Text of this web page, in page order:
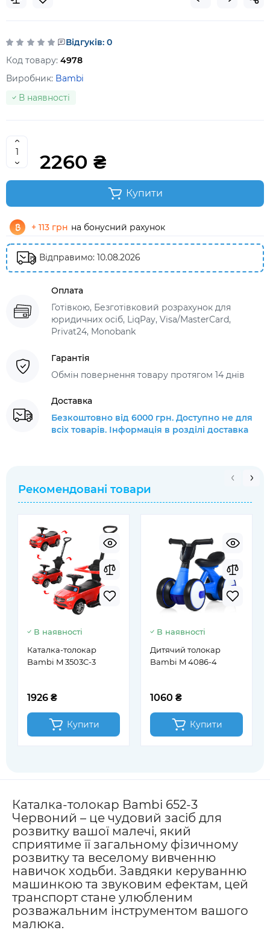
Відгуків: 0
Код товару: 4978
Виробник: Bambi
В наявності
2260 ₴
Купити
+ 113 грн на бонусний рахунок
Відправимо: 10.08.2026
Оплата
Готівкою, Безготівковий розрахунок для
юридичних осіб, LiqPay, Visa/MasterCard,
Privat24, Monobank
Гарантія
Обмін повернення товару протягом 14 днів
Доставка
Безкоштовно від 6000 грн. Доступно не для
всіх товарів. Інформація в розділі доставка
Рекомендовані товари
В наявності
Каталка-толокар
Bambi M 3503C-3
1926 ₴
Купити
В наявності
Дитячий толокар
Bambi M 4086-4
1060 ₴
Купити
Каталка-толокар Bambi 652-3
Червоний – це чудовий засіб для
розвитку вашої малечі, який
сприятиме її загальному фізичному
розвитку та веселому вивченню
навичок ходьби. Завдяки керуванню
машинкою та звуковим ефектам, цей
транспорт стане улюбленим
розважальним інструментом вашого
малюка.